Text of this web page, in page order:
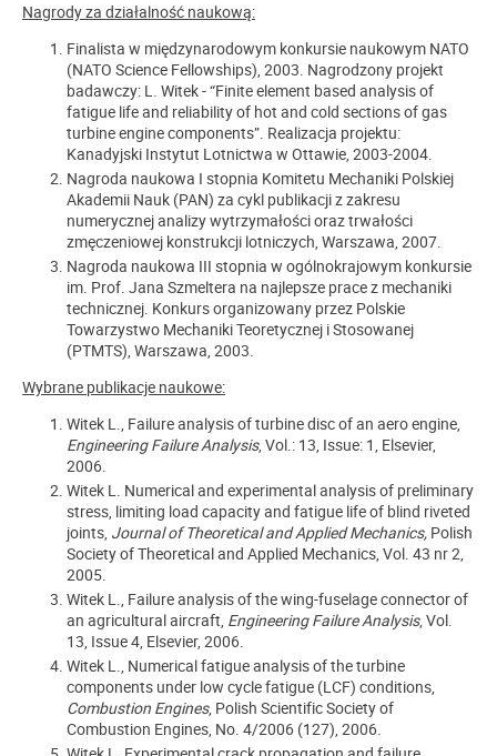
Nagrody za działalność naukową:
Finalista w międzynarodowym konkursie naukowym NATO
(NATO Science Fellowships), 2003. Nagrodzony projekt
badawczy: L. Witek - “Finite element based analysis of
fatigue life and reliability of hot and cold sections of gas
turbine engine components”. Realizacja projektu:
Kanadyjski Instytut Lotnictwa w Ottawie, 2003-2004.
Nagroda naukowa I stopnia Komitetu Mechaniki Polskiej
Akademii Nauk (PAN) za cykl publikacji z zakresu
numerycznej analizy wytrzymałości oraz trwałości
zmęczeniowej konstrukcji lotniczych, Warszawa, 2007.
Nagroda naukowa III stopnia w ogólnokrajowym konkursie
im. Prof. Jana Szmeltera na najlepsze prace z mechaniki
technicznej. Konkurs organizowany przez Polskie
Towarzystwo Mechaniki Teoretycznej i Stosowanej
(PTMTS), Warszawa, 2003.
Wybrane publikacje naukowe:
Witek L., Failure analysis of turbine disc of an aero engine,
Engineering Failure Analysis, Vol.: 13, Issue: 1, Elsevier,
2006.
Witek L. Numerical and experimental analysis of preliminary
stress, limiting load capacity and fatigue life of blind riveted
joints, Journal of Theoretical and Applied Mechanics, Polish
Society of Theoretical and Applied Mechanics, Vol. 43 nr 2,
2005.
Witek L., Failure analysis of the wing-fuselage connector of
an agricultural aircraft, Engineering Failure Analysis, Vol.
13, Issue 4, Elsevier, 2006.
Witek L., Numerical fatigue analysis of the turbine
components under low cycle fatigue (LCF) conditions,
Combustion Engines, Polish Scientific Society of
Combustion Engines, No. 4/2006 (127), 2006.